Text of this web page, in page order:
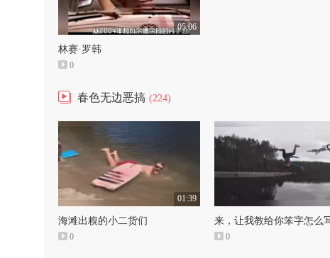
05:06
林赛·罗韩
0
春色无边恶搞 (224)
01:39
海滩出糗的小二货们
0
来，让我教给你笨字怎么
0